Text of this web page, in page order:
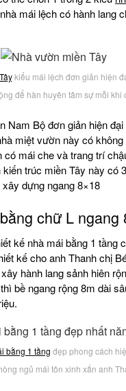
mái lệch có hành lang
kiểu mái lệch đơn giản hiện
để hàn huyên tâm sự mỗi khi
Nam Bộ đơn giản hiện đại
miệt vườn này có không
có mái che và trang trí
trúc miền Tây này có
dựng ngang 8×18
chữ L ngang
kế nhà mái bằng 1 tầng
kế cho anh Thanh chị
hành lang sảnh hiên
bề ngang rộng 8m dài
bằng 1 tầng đẹp phong cách
ngủ mái tôn xinh xắn anh